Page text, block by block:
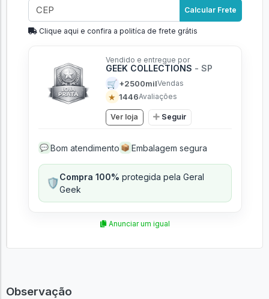
Calcular Frete
Clique aqui e confira a politíca de frete grátis
Vendido e entregue por
GEEK COLLECTIONS - SP
🛒 +2500milVendas
★ 1446Avaliações
Ver loja Seguir
💬 Bom atendimento 📦 Embalagem segura
🛡️Compra 100% protegida pela Geral
Geek
Anunciar um igual
Observação